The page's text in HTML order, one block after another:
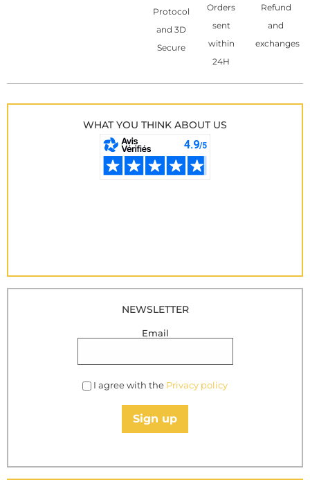
Protocol
and 3D
Secure
Orders
sent
within
24H
Refund
and
exchanges
WHAT YOU THINK ABOUT US
NEWSLETTER
Email
I agree with the Privacy policy
Sign up